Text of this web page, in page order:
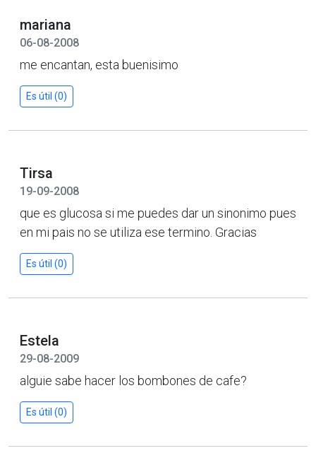
mariana
06-08-2008
me encantan, esta buenisimo
Es útil (0)
Tirsa
19-09-2008
que es glucosa si me puedes dar un sinonimo pues
en mi pais no se utiliza ese termino. Gracias
Es útil (0)
Estela
29-08-2009
alguie sabe hacer los bombones de cafe?
Es útil (0)